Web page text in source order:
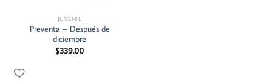
JUVENIL
Preventa – Después de
diciembre
$339.00